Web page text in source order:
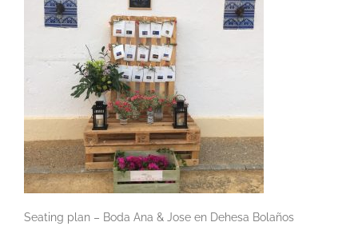
Seating plan – Boda Ana & Jose en Dehesa Bolaños